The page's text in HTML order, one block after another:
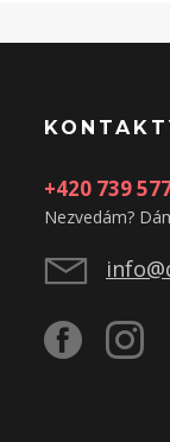
+420 739
Nezvedám?